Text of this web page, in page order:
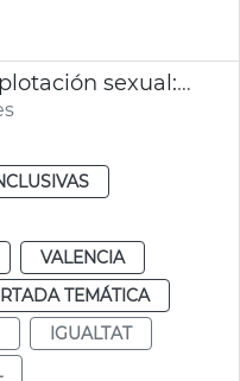
Campaña contra la explotación sexual: “Si eres putero, eres cómplice"
VALENCIA
TEMÁTICA
IGUALTAT